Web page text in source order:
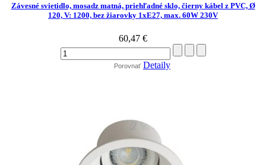
Závesné svietidlo, mosadz matná, priehľadné sklo, čierny kábel z PVC, Ø
120, V: 1200, bez žiarovky 1xE27, max. 60W 230V
60,47 €
Porovnať Detaily